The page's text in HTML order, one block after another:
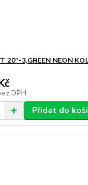
20"-3,GREEN NEON
DPH
Přidat do